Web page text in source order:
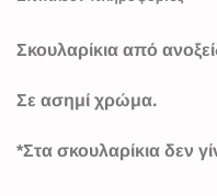
Σκουλαρίκια από
Σε ασημί χρώμα.
*Στα σκουλαρίκια δεν